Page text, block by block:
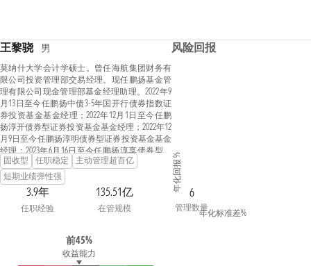
王黎骁 男
莫纳什大学会计学硕士。曾任海航集团财务有
限公司投资管理部交易经理。现任鹏扬基金管
理有限公司现金管理部基金经理助理。2022年9
月13日至今任鹏扬中债3-5年国开行债券指数证
券投资基金基金经理；2022年12月1日至今任鹏
扬淳开债券型证券投资基金基金经理；2022年12
月9日至今任鹏扬淳明债券型证券投资基金基金
经理；2023年6月16日至今任鹏扬淳享债券型证
券投资基金基金经理；2023年8月15日至今任鹏
扬淳兴三个月定期开放债券型证券投资基金基
金经理；2023年9月26日至今任鹏扬利沣短债债
券型证券投资基金基金经理。
固收型 任职稳定
主动管理超百亿
短期业绩弹性强
3.9年
任职经验
135.51亿
在管规模
6
管理数量
前45%
收益能力
风险回报
年化回报 %
年化标准差%